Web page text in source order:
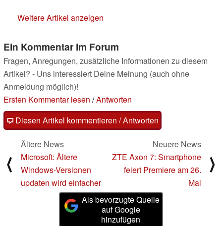
Weitere Artikel anzeigen
Ein Kommentar im Forum
Fragen, Anregungen, zusätzliche Informationen zu diesem
Artikel? - Uns interessiert Deine Meinung (auch ohne
Anmeldung möglich)!
Ersten Kommentar lesen /Antworten
Diesen Artikel kommentieren / Antworten
⟨
Ältere News
Microsoft: Ältere
Windows-Versionen
updaten wird einfacher
Neuere News
ZTE Axon 7: Smartphone
feiert Premiere am 26.
Mai
⟩
Als bevorzugte Quelle
auf Google
hinzufügen